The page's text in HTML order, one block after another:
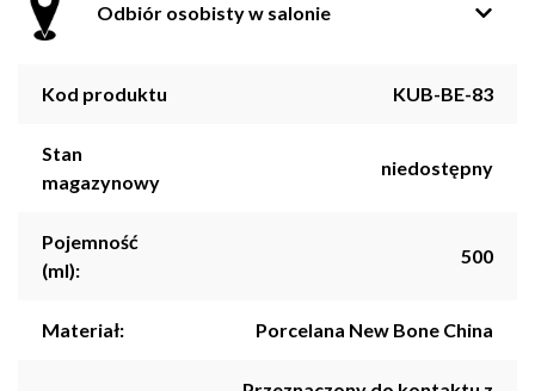
Odbiór osobisty w salonie
Kod produktu KUB-BE-83
Stan
magazynowy
niedostępny
Pojemność
(ml):
500
Materiał: Porcelana New Bone China